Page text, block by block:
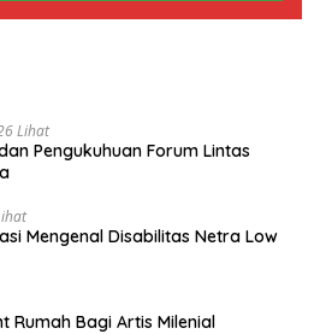
Lihat
Pengukuhuan Forum Lintas
Mengenal Disabilitas Netra Low
Rumah Bagi Artis Milenial